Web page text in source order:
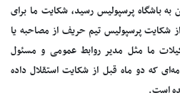
به باشگاه پرسپولیس رسید، شکایت ما برای
شکایت پرسپولیس تیم حریف از مصاحبه یا
ما مثل مدیر روابط عمومی و مسئول
که دو ماه قبل از شکایت استقلال داده
است.